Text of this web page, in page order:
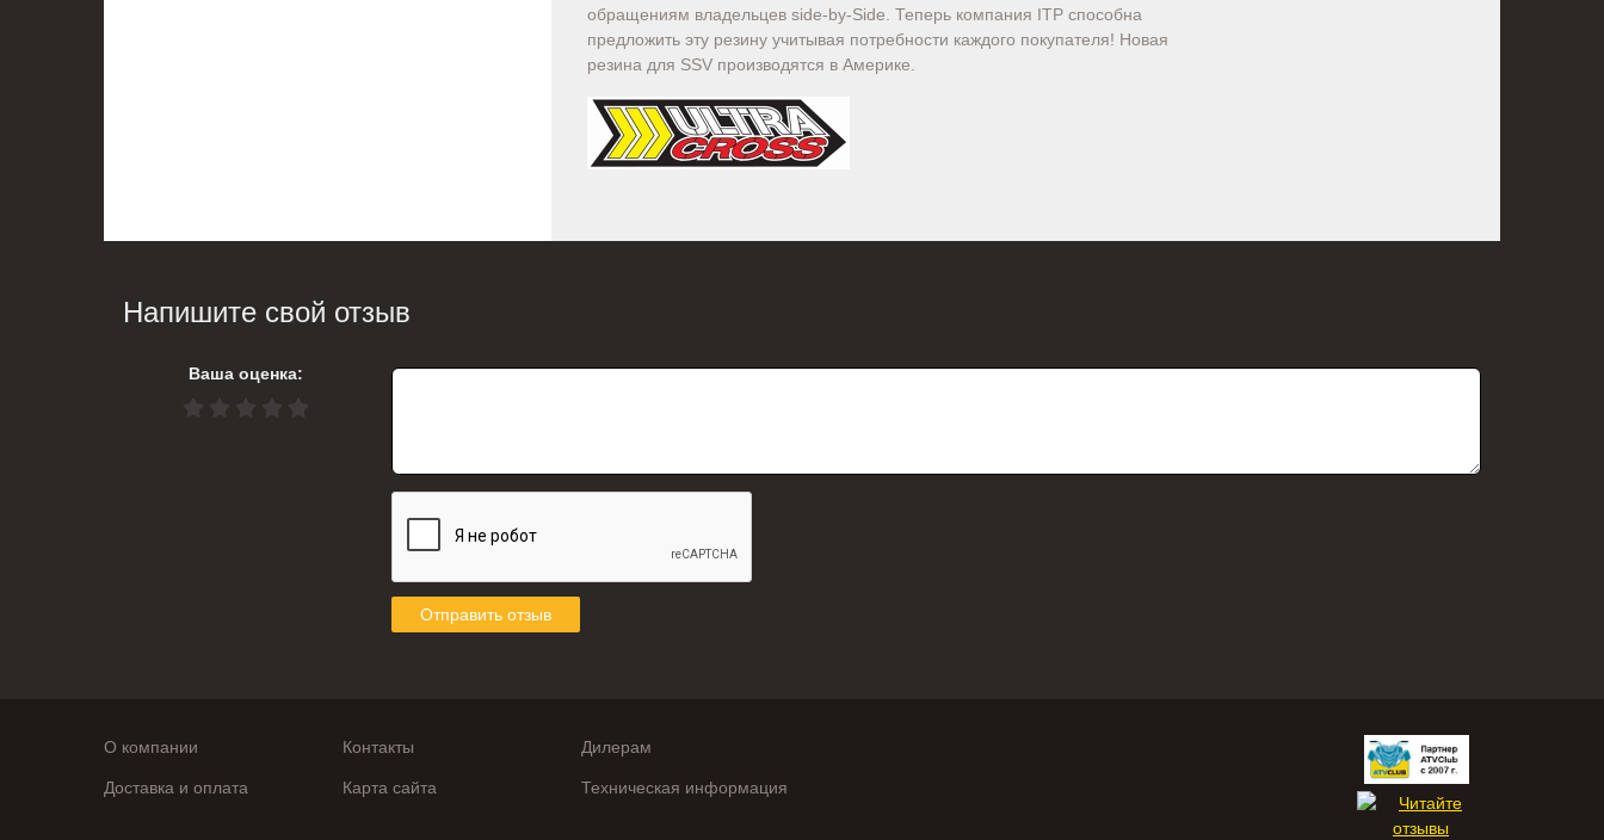
обращениям владельцев side-by-Side. Теперь компания ITP способна
предложить эту резину учитывая потребности каждого покупателя! Новая
резина для SSV производятся в Америке.
Напишите свой отзыв
Ваша оценка:
Отправить отзыв
О компании Контакты Дилерам
Доставка и оплата Карта сайта Техническая информация